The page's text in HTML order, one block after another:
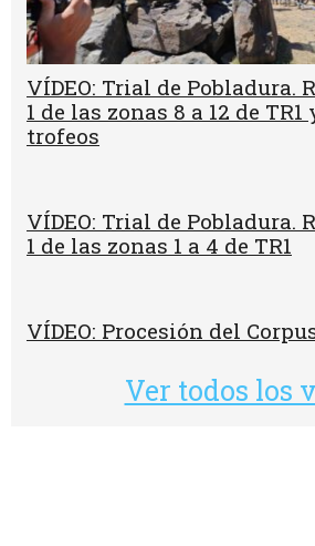
VÍDEO: Trial de Pobladura.
1 de las zonas 8 a 12 de
trofeos
VÍDEO: Trial de Pobladura.
1 de las zonas 1 a 4 de TR1
VÍDEO: Procesión del
Ver todos los